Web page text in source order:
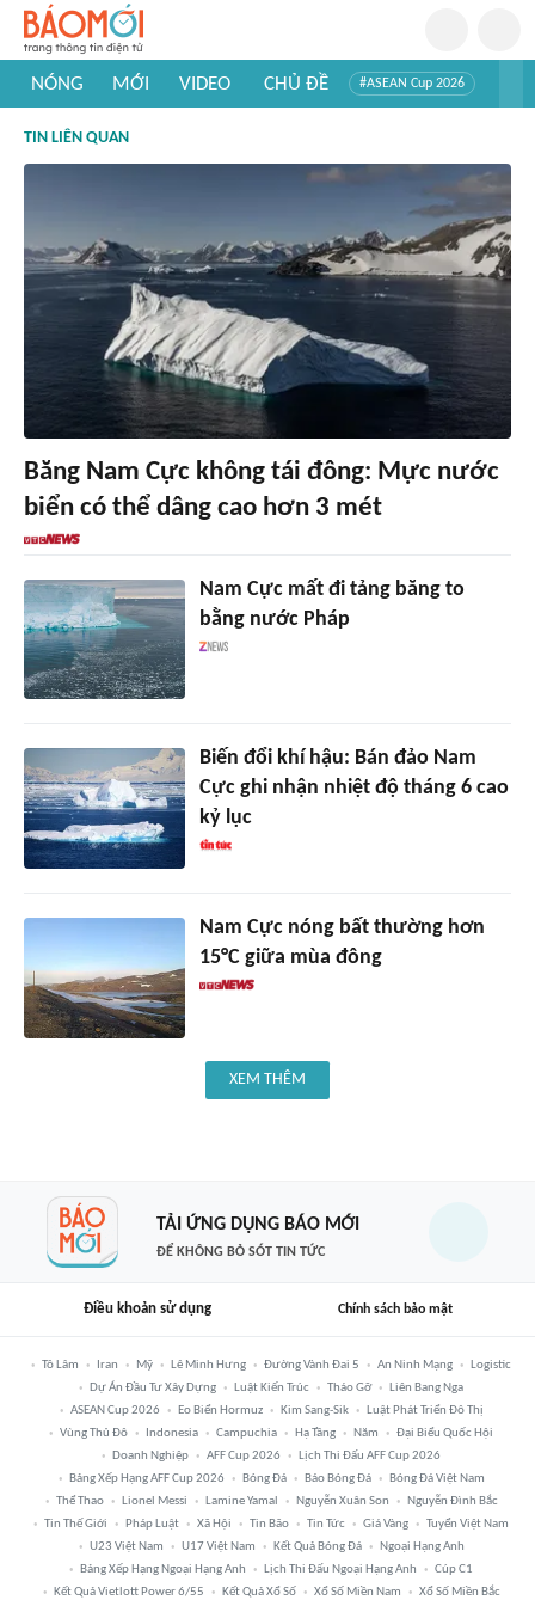
NÓNG MỚI VIDEO CHỦ ĐỀ #ASEAN Cup 2026
#Khám phá thế giới
TIN LIÊN QUAN
Băng Nam Cực không tái đông: Mực nước
biển có thể dâng cao hơn 3 mét
Nam Cực mất đi tảng băng to
bằng nước Pháp
Biến đổi khí hậu: Bán đảo Nam
Cực ghi nhận nhiệt độ tháng 6 cao
kỷ lục
Nam Cực nóng bất thường hơn
15°C giữa mùa đông
XEM THÊM
TẢI ỨNG DỤNG BÁO MỚI
ĐỂ KHÔNG BỎ SÓT TIN TỨC
Điều khoản sử dụng Chính sách bảo mật
Tô Lâm Iran Mỹ Lê Minh Hưng Đường Vành Đai 5 An Ninh Mạng
Logistic
Dự Án Đầu Tư Xây Dựng
Luật Kiến Trúc Tháo Gỡ
Liên Bang Nga
ASEAN Cup 2026
Eo Biển Hormuz Kim Sang-Sik
Luật Phát Triển Đô Thị
Vùng Thủ Đô
Indonesia Campuchia Hạ Tầng Năm
Đại Biểu Quốc Hội
Doanh Nghiệp
AFF Cup 2026
Lịch Thi Đấu AFF Cup 2026
Bảng Xếp Hạng AFF Cup 2026
Bóng Đá Báo Bóng Đá
Bóng Đá Việt Nam
Thể Thao
Lionel Messi Lamine Yamal Nguyễn Xuân Son
Nguyễn Đình Bắc
Tin Thế Giới
Pháp Luật Xã Hội Tin Bão Tin Tức Giá Vàng
Tuyển Việt Nam
U23 Việt Nam
U17 Việt Nam Kết Quả Bóng Đá
Ngoại Hạng Anh
Bảng Xếp Hạng Ngoại Hạng Anh
Lịch Thi Đấu Ngoại Hạng Anh
Cúp C1
Kết Quả Vietlott Power 6/55
Kết Quả Xổ Số Xổ Số Miền Nam Xổ Số Miền Bắc